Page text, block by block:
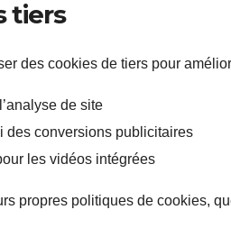
tiers
des cookies de tiers pour
de site
des conversions publicitaires
les vidéos intégrées
propres politiques de cookies,